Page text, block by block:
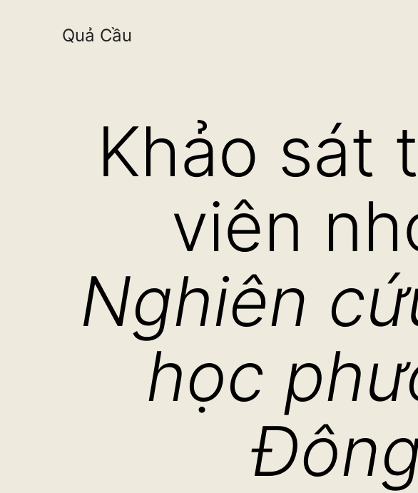
Quả Cầu
Khảo sát
viên
Nghiên
học